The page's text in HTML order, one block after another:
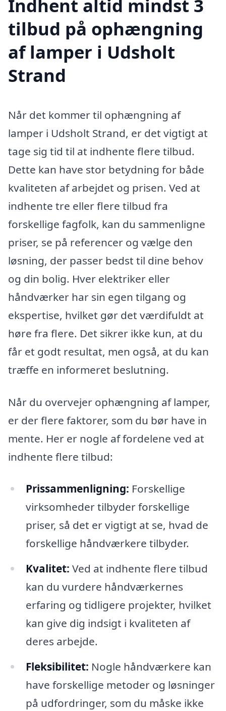
Indhent altid mindst 3
tilbud på ophængning
af lamper i Udsholt
Strand
Når det kommer til ophængning af
lamper i Udsholt Strand, er det vigtigt at
tage sig tid til at indhente flere tilbud.
Dette kan have stor betydning for både
kvaliteten af arbejdet og prisen. Ved at
indhente tre eller flere tilbud fra
forskellige fagfolk, kan du sammenligne
priser, se på referencer og vælge den
løsning, der passer bedst til dine behov
og din bolig. Hver elektriker eller
håndværker har sin egen tilgang og
ekspertise, hvilket gør det værdifuldt at
høre fra flere. Det sikrer ikke kun, at du
får et godt resultat, men også, at du kan
træffe en informeret beslutning.
Når du overvejer ophængning af lamper,
er der flere faktorer, som du bør have in
mente. Her er nogle af fordelene ved at
indhente flere tilbud:
Prissammenligning: Forskellige
virksomheder tilbyder forskellige
priser, så det er vigtigt at se, hvad de
forskellige håndværkere tilbyder.
Kvalitet: Ved at indhente flere tilbud
kan du vurdere håndværkernes
erfaring og tidligere projekter, hvilket
kan give dig indsigt i kvaliteten af
deres arbejde.
Fleksibilitet: Nogle håndværkere kan
have forskellige metoder og løsninger
på udfordringer, som du måske ikke